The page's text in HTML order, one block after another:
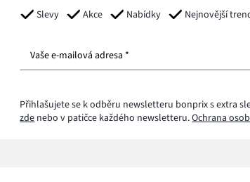
Slevy Akce Nabídky Nejnovější
Vaše e-mailová adresa *
Přihlašujete se k odběru newsletteru bonprix s extra
zdenebo v patičce každého newsletteru.Ochrana